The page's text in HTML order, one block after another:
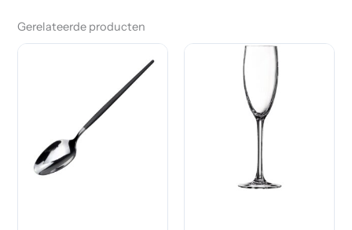
Gerelateerde producten